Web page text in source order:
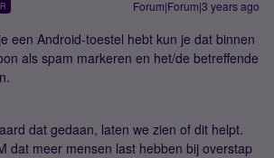
Forum|Forum|3 years ago
een Android-toestel hebt kun je dat binnen
als spam markeren en het/de betreffende
dat gedaan, laten we zien of dit helpt.
dat meer mensen last hebben bij overstap